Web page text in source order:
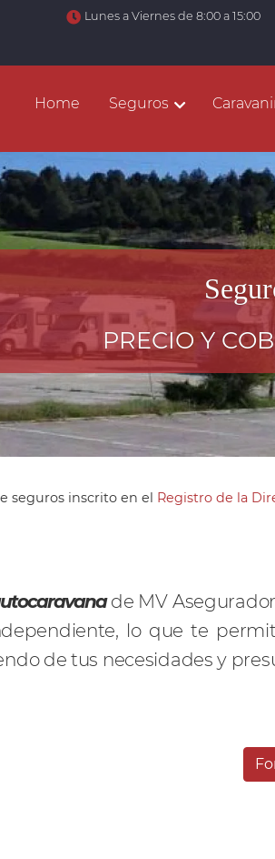
Lunes a Viernes de 8:00 a 15:00
Home Seguros
PRECIO Y
seguros inscrito en el Registro de la
de MV
lo que te
de tus necesidades y